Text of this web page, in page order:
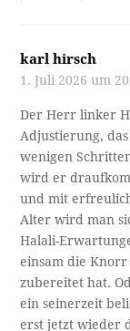
karl hirsch
1. Juli 2026 um
Der Herr linker
Adjustierung,
wenigen
wird er
und mit
Alter wird man
Halali-
einsam die Knorr
zubereitet hat.
ein seinerzeit
erst jetzt wieder